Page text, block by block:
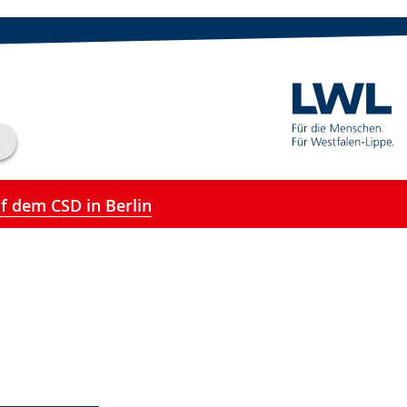
CSD in Berlin